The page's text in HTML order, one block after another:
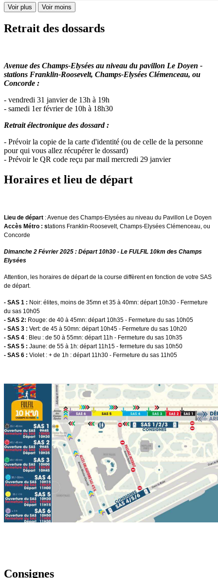
Voir plus Voir moins
Retrait des dossards
Avenue des Champs-Elysées au niveau du pavillon Le Doyen -
stations Franklin-Roosevelt, Champs-Elysées Clémenceau, ou
Concorde :
- vendredi 31 janvier de 13h à 19h
- samedi 1er février de 10h à 18h30​
Retrait électronique des dossard :
- Prévoir la copie de la carte d'identité (ou de celle de la personne
pour qui vous allez récupérer le dossard)
- Prévoir le QR code reçu par mail mercredi 29 janvier
Horaires et lieu de départ
Lieu de départ : Avenue des Champs-Elysées au niveau du Pavillon Le Doyen
Accès Métro : stations Franklin-Roosevelt, Champs-Elysées Clémenceau, ou
Concorde
Dimanche 2 Février 2025 : Départ 10h30 - Le FULFIL 10km des Champs
Elysées​
Attention, les horaires de départ de la course diffèrent en fonction de votre SAS
de départ.
- SAS 1 : Noir: élites, moins de 35mn et 35 à 40mn: départ 10h30 - Fermeture
du sas 10h05
- SAS 2: Rouge: de 40 à 45mn: départ 10h35 - Fermeture du sas 10h05
- SAS 3 : Vert: de 45 à 50mn: départ 10h45 - Fermeture du sas 10h20
- SAS 4 : Bleu : de 50 à 55mn: départ 11h - Fermeture du sas 10h35
- SAS 5 : Jaune: de 55 à 1h: départ 11h15 - fermeture du sas 10h50
- SAS 6 : Violet : + de 1h : départ 11h30 - Fermeture du sas 11h05
Consignes